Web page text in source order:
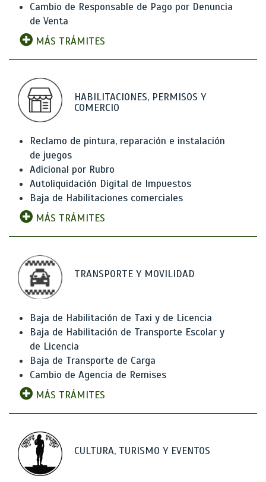
Cambio de Responsable de Pago por Denuncia
de Venta
MÁS TRÁMITES
HABILITACIONES, PERMISOS Y
COMERCIO
Reclamo de pintura, reparación e instalación
de juegos
Adicional por Rubro
Autoliquidación Digital de Impuestos
Baja de Habilitaciones comerciales
MÁS TRÁMITES
TRANSPORTE Y MOVILIDAD
Baja de Habilitación de Taxi y de Licencia
Baja de Habilitación de Transporte Escolar y
de Licencia
Baja de Transporte de Carga
Cambio de Agencia de Remises
MÁS TRÁMITES
CULTURA, TURISMO Y EVENTOS